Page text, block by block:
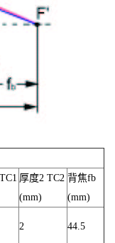
厚度2 TC2
(mm)
背焦fb
(mm)
2 44.5